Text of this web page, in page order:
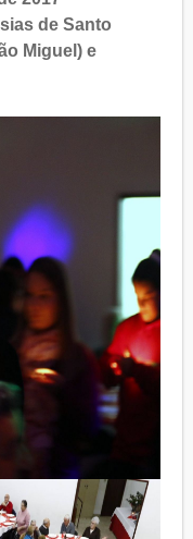
de Santo
Miguel) e